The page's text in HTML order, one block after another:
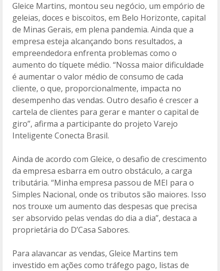
Gleice Martins, montou seu negócio, um empório de
geleias, doces e biscoitos, em Belo Horizonte, capital
de Minas Gerais, em plena pandemia. Ainda que a
empresa esteja alcançando bons resultados, a
empreendedora enfrenta problemas como o
aumento do tíquete médio. “Nossa maior dificuldade
é aumentar o valor médio de consumo de cada
cliente, o que, proporcionalmente, impacta no
desempenho das vendas. Outro desafio é crescer a
cartela de clientes para gerar e manter o capital de
giro”, afirma a participante do projeto Varejo
Inteligente Conecta Brasil.
Ainda de acordo com Gleice, o desafio de crescimento
da empresa esbarra em outro obstáculo, a carga
tributária. “Minha empresa passou de MEI para o
Simples Nacional, onde os tributos são maiores. Isso
nos trouxe um aumento das despesas que precisa
ser absorvido pelas vendas do dia a dia”, destaca a
proprietária do D’Casa Sabores.
Para alavancar as vendas, Gleice Martins tem
investido em ações como tráfego pago, listas de